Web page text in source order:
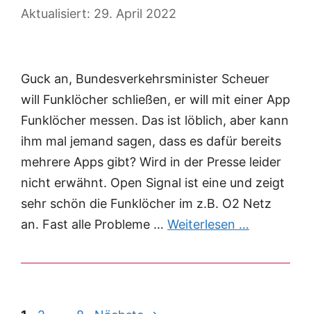
29. April 2022
Guck an, Bundesverkehrsminister Scheuer
will Funklöcher schließen, er will mit einer App
Funklöcher messen. Das ist löblich, aber kann
ihm mal jemand sagen, dass es dafür bereits
mehrere Apps gibt? Wird in der Presse leider
nicht erwähnt. Open Signal ist eine und zeigt
sehr schön die Funklöcher im z.B. O2 Netz
an. Fast alle Probleme … Weiterlesen …